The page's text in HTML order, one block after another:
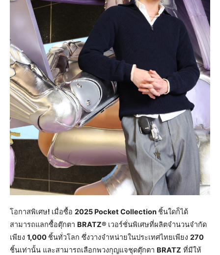
โอกาสพิเศษ! เมื่อซื้อ 2025 Pocket Collection ชิ้นใดก็ได้
สามารถแลกซื้อตุ๊กตา BRATZ® เวอร์ชั่นพิเศษที่ผลิตจำนวนจำกัด
เพียง 1,000 ชิ้นทั่วโลก ซึ่งวางจำหน่ายในประเทศไทยเพียง 270
ชิ้นเท่านั้น และสามารถเลือกพวงกุญแจชุดตุ๊กตา BRATZ ที่มีให้